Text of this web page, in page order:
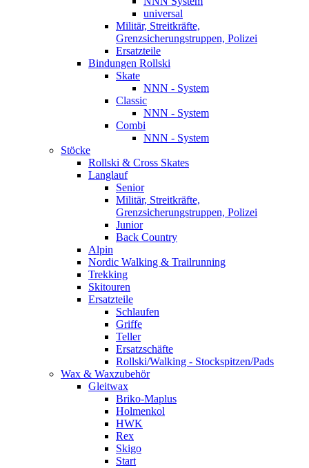
universal
Militär, Streitkräfte,
Grenzsicherungstruppen, Polizei
Ersatzteile
Bindungen Rollski
Skate
NNN - System
Classic
NNN - System
Combi
NNN - System
Stöcke
Rollski & Cross Skates
Langlauf
Senior
Militär, Streitkräfte,
Grenzsicherungstruppen, Polizei
Junior
Back Country
Alpin
Nordic Walking & Trailrunning
Trekking
Skitouren
Ersatzteile
Schlaufen
Griffe
Teller
Ersatzschäfte
Rollski/Walking - Stockspitzen/Pads
Wax & Waxzubehör
Gleitwax
Briko-Maplus
Holmenkol
HWK
Rex
Skigo
Start